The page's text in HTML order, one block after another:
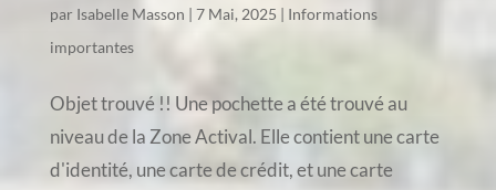
par Isabelle Masson | 7 Mai, 2025 | Informations
importantes
Objet trouvé !! Une pochette a été trouvé au
niveau de la Zone Actival. Elle contient une carte
d'identité, une carte de crédit, et une carte